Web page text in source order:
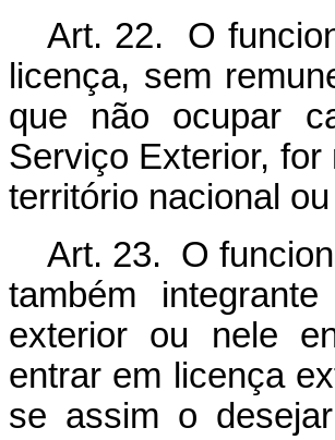
Art. 22. O
licença, sem
que não ocupar
Serviço Exterior,
território nacional
Art. 23. O
também
exterior ou nele
entrar em licença
se assim o